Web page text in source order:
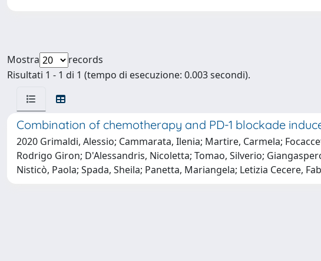
Mostra
records
Risultati 1 - 1 di 1 (tempo di esecuzione: 0.003 secondi).
Combination of chemotherapy and PD-1 blockade
2020 Grimaldi, Alessio; Cammarata, Ilenia; Martire, Carmela;
Rodrigo Giron; D'Alessandris, Nicoletta; Tomao, Silverio;
Nisticò, Paola; Spada, Sheila; Panetta, Mariangela; Letizia Cecere,